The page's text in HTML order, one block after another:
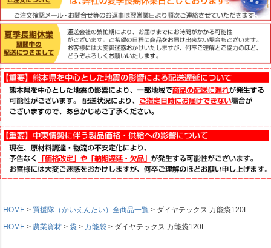
HOME 買援隊（かいえんたい）全商品一覧
ダイヤテックス 万能袋120L
HOME
農業資材 袋 万能袋 ダイヤテックス 万能袋120L